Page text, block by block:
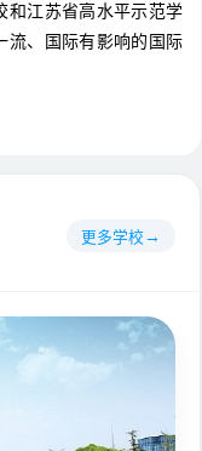
和江苏省高水平示范学
流、国际有影响的国际
更多学校